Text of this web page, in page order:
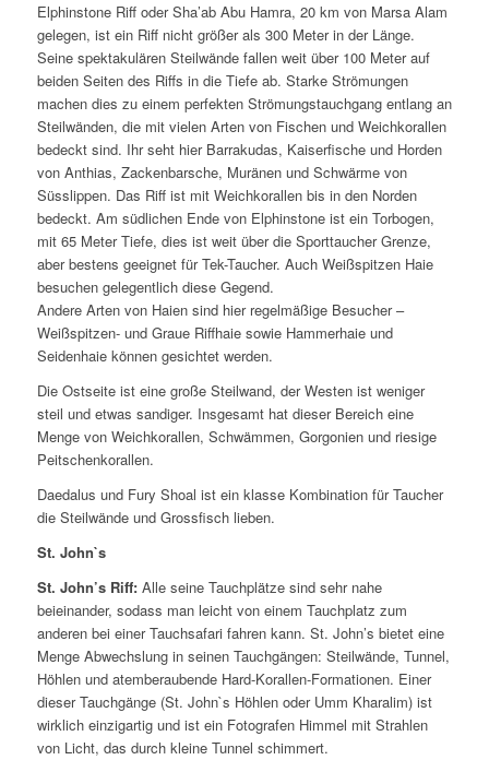
Elphinstone Riff oder Sha’ab Abu Hamra, 20 km von Marsa Alam
gelegen, ist ein Riff nicht größer als 300 Meter in der Länge.
Seine spektakulären Steilwände fallen weit über 100 Meter auf
beiden Seiten des Riffs in die Tiefe ab. Starke Strömungen
machen dies zu einem perfekten Strömungstauchgang entlang an
Steilwänden, die mit vielen Arten von Fischen und Weichkorallen
bedeckt sind. Ihr seht hier Barrakudas, Kaiserfische und Horden
von Anthias, Zackenbarsche, Muränen und Schwärme von
Süsslippen. Das Riff ist mit Weichkorallen bis in den Norden
bedeckt. Am südlichen Ende von Elphinstone ist ein Torbogen,
mit 65 Meter Tiefe, dies ist weit über die Sporttaucher Grenze,
aber bestens geeignet für Tek-Taucher. Auch Weißspitzen Haie
besuchen gelegentlich diese Gegend.
Andere Arten von Haien sind hier regelmäßige Besucher –
Weißspitzen- und Graue Riffhaie sowie Hammerhaie und
Seidenhaie können gesichtet werden.
Die Ostseite ist eine große Steilwand, der Westen ist weniger
steil und etwas sandiger. Insgesamt hat dieser Bereich eine
Menge von Weichkorallen, Schwämmen, Gorgonien und riesige
Peitschenkorallen.
Daedalus und Fury Shoal ist ein klasse Kombination für Taucher
die Steilwände und Grossfisch lieben.
St. John`s
St. John’s Riff: Alle seine Tauchplätze sind sehr nahe
beieinander, sodass man leicht von einem Tauchplatz zum
anderen bei einer Tauchsafari fahren kann. St. John’s bietet eine
Menge Abwechslung in seinen Tauchgängen: Steilwände, Tunnel,
Höhlen und atemberaubende Hard-Korallen-Formationen. Einer
dieser Tauchgänge (St. John`s Höhlen oder Umm Kharalim) ist
wirklich einzigartig und ist ein Fotografen Himmel mit Strahlen
von Licht, das durch kleine Tunnel schimmert.